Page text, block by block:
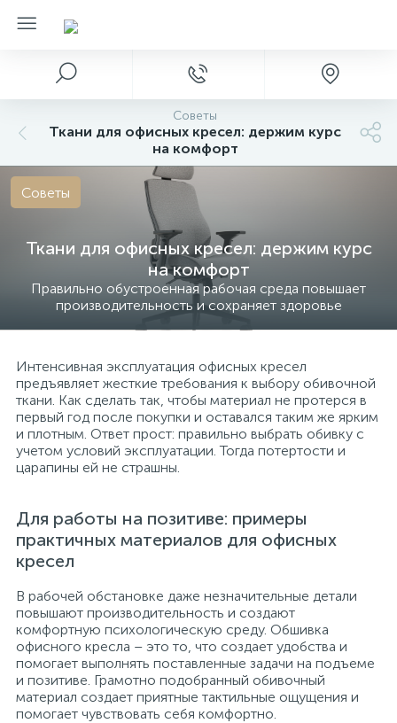
Советы
Ткани для офисных кресел: держим курс
на комфорт
Ткани для офисных кресел: держим курс
на комфорт
Правильно обустроенная рабочая среда повышает
производительность и сохраняет здоровье
Советы
Интенсивная эксплуатация офисных кресел
предъявляет жесткие требования к выбору обивочной
ткани. Как сделать так, чтобы материал не протерся в
первый год после покупки и оставался таким же ярким
и плотным. Ответ прост: правильно выбрать обивку с
учетом условий эксплуатации. Тогда потертости и
царапины ей не страшны.
Для работы на позитиве: примеры
практичных материалов для офисных
кресел
В рабочей обстановке даже незначительные детали
повышают производительность и создают
комфортную психологическую среду. Обшивка
офисного кресла – это то, что создает удобства и
помогает выполнять поставленные задачи на подъеме
и позитиве. Грамотно подобранный обивочный
материал создает приятные тактильные ощущения и
помогает чувствовать себя комфортно.